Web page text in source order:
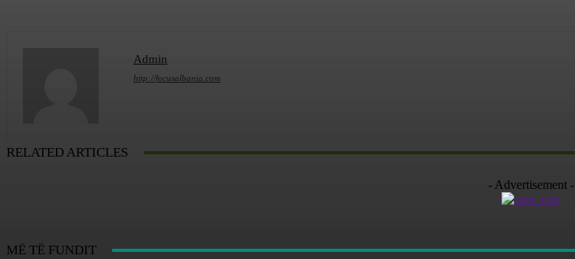
Admin
http://focusalbania.com
RELATED ARTICLES
- Advertisement -
MË TË FUNDIT